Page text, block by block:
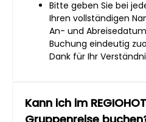
Bitte geben Sie bei
Ihren vollständigen
An- und
Buchung eindeutig
Dank für Ihr
Kann ich im